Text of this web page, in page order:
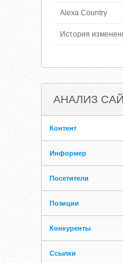
Alexa Country
История
АНАЛИЗ
Контент
Информер
Посетители
Позиции
Конкуренты
Ссылки